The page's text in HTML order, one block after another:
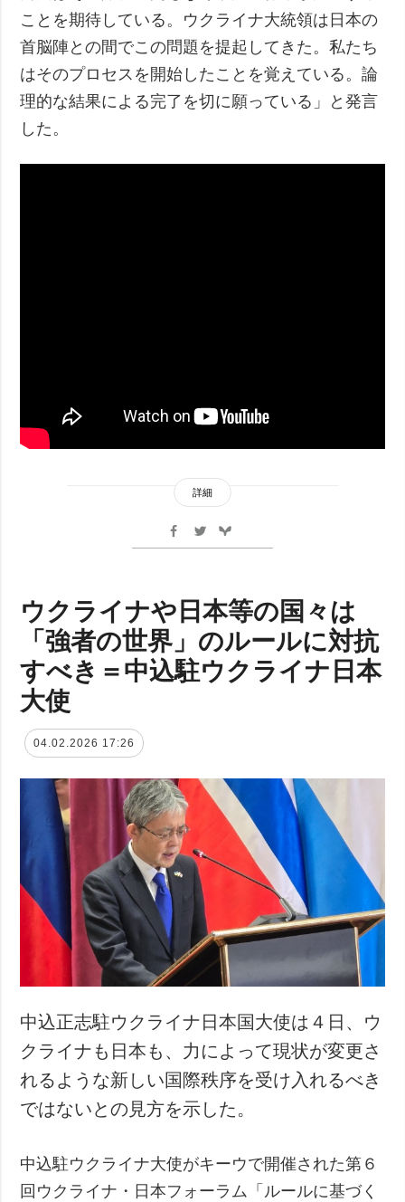
ことを期待している。ウクライナ大統領は日本の
首脳陣との間でこの問題を提起してきた。私たち
はそのプロセスを開始したことを覚えている。論
理的な結果による完了を切に願っている」と発言
した。
詳細
ウクライナや日本等の国々は
「強者の世界」のルールに対抗
すべき＝中込駐ウクライナ日本
大使
04.02.2026 17:26
中込正志駐ウクライナ日本国大使は４日、ウ
クライナも日本も、力によって現状が変更さ
れるような新しい国際秩序を受け入れるべき
ではないとの見方を示した。
中込駐ウクライナ大使がキーウで開催された第６
回ウクライナ・日本フォーラム「ルールに基づく